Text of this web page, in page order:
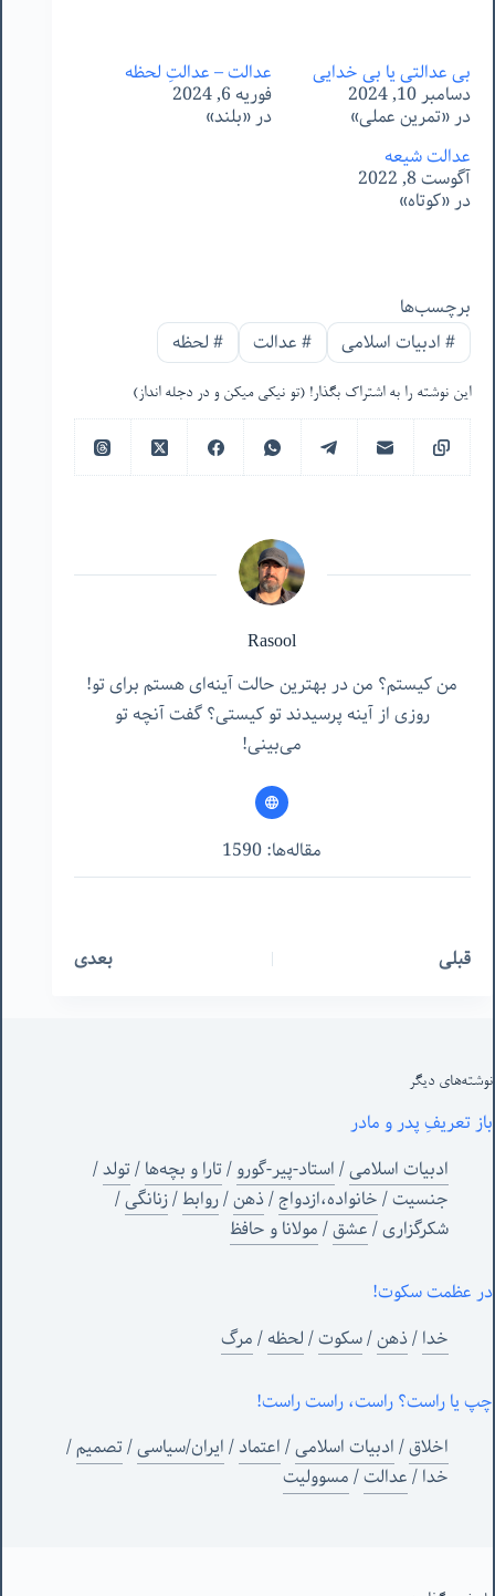
بی عدالتی یا بی خدایی
دسامبر 10, 2024
در «تمرین عملی»
عدالت – عدالتِ لحظه
فوریه 6, 2024
در «بلند»
عدالت شیعه
آگوست 8, 2022
در «کوتاه»
برچسب‌ها
#ادبیات اسلامی #عدالت #لحظه
این نوشته را به اشتراک بگذار! (تو نیکی میکن و در دجله انداز)
Rasool
من کیستم؟ من در بهترین حالت آینه‌ای هستم برای تو!
روزی از آینه پرسیدند تو کیستی؟ گفت آنچه تو
می‌بینی!
مقاله‌ها: 1590
قبلی بعدی
نوشته‌های‌ دیگر
باز تعریفِ پدر و مادر
ادبیات اسلامی/استاد-پیر-گورو/تارا و بچه‌ها/تولد/
جنسیت/خانواده،ازدواج/ذهن/روابط/زنانگی/
شکرگزاری/عشق/مولانا و حافظ
در عظمت سکوت!
خدا/ذهن/سکوت/لحظه/مرگ
چپ یا راست؟ راست، راست راست!
اخلاق/ادبیات اسلامی/اعتماد/ایران/سیاسی/تصمیم/
خدا/عدالت/مسوولیت